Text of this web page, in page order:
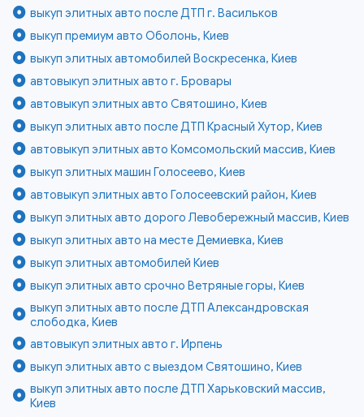
выкуп элитных авто после ДТП г. Васильков
выкуп премиум авто Оболонь, Киев
выкуп элитных автомобилей Воскресенка, Киев
автовыкуп элитных авто г. Бровары
автовыкуп элитных авто Святошино, Киев
выкуп элитных авто после ДТП Красный Хутор, Киев
автовыкуп элитных авто Комсомольский массив, Киев
выкуп элитных машин Голосеево, Киев
автовыкуп элитных авто Голосеевский район, Киев
выкуп элитных авто дорого Левобережный массив, Киев
выкуп элитных авто на месте Демиевка, Киев
выкуп элитных автомобилей Киев
выкуп элитных авто срочно Ветряные горы, Киев
выкуп элитных авто после ДТП Александровская
слободка, Киев
автовыкуп элитных авто г. Ирпень
выкуп элитных авто с выездом Святошино, Киев
выкуп элитных авто после ДТП Харьковский массив,
Киев